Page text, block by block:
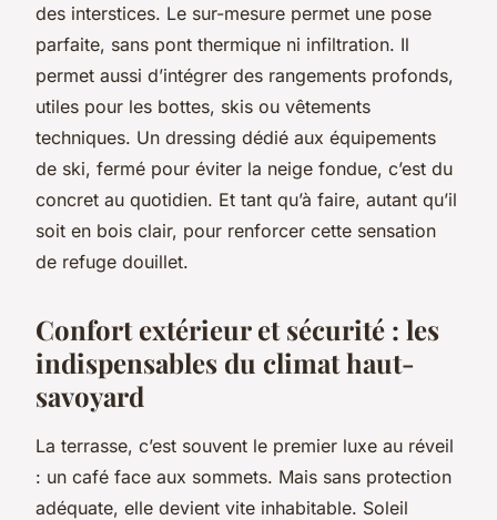
des interstices. Le sur-mesure permet une pose
parfaite, sans pont thermique ni infiltration. Il
permet aussi d’intégrer des rangements profonds,
utiles pour les bottes, skis ou vêtements
techniques. Un dressing dédié aux équipements
de ski, fermé pour éviter la neige fondue, c’est du
concret au quotidien. Et tant qu’à faire, autant qu’il
soit en bois clair, pour renforcer cette sensation
de refuge douillet.
Confort extérieur et sécurité : les
indispensables du climat haut-
savoyard
La terrasse, c’est souvent le premier luxe au réveil
: un café face aux sommets. Mais sans protection
adéquate, elle devient vite inhabitable. Soleil